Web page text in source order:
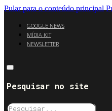
Pular para o conteúdo principal
GOOGLE NEWS
MÍDIA KIT
NEWSLETTER
Pesquisar no site
Pesquisar